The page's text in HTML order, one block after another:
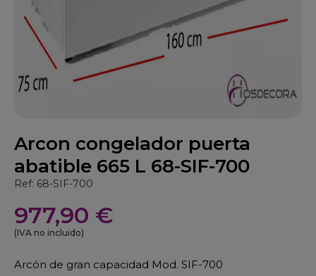
Arcon congelador puerta
abatible 665 L 68-SIF-700
Ref: 68-SIF-700
977,90 €
(IVA no incluido)
Arcón de gran capacidad Mod. SIF-700